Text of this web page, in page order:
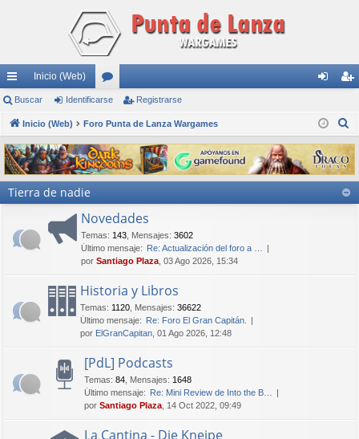
nl
ac
es
rá
pi
Inicio (Web)
or
os nti
fic
ar
ist
ra
rs
e
Buscar Identificarse Registrarse
Inicio (Web) Foro Punta de Lanza Wargames
s
c
Tierra de nadie
Novedades
Temas: 143 Mensajes: 3602
Último mensaje: Re: Actualización del foro a …
por Santiago Plaza , 03 Ago 2026, 15:34
Historia y Libros
Temas: 1120 Mensajes: 36622
Último mensaje: Re: Foro El Gran Capitán.
por ElGranCapitan , 01 Ago 2026, 12:48
[PdL] Podcasts
Temas: 84 Mensajes: 1648
Último mensaje: Re: Mini Review de Into the B…
por Santiago Plaza , 14 Oct 2022, 09:49
La Cantina - Die Kneipe